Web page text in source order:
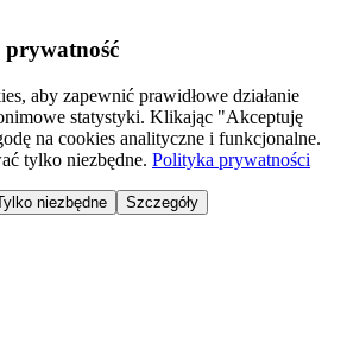
aby zapewnić prawidłowe działanie
statystyki. Klikając "Akceptuję
na cookies analityczne i funkcjonalne.
tylko niezbędne. Polityka prywatności
niezbędne Szczegóły